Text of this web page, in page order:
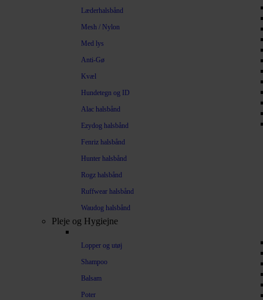
Læderhalsbånd
Mesh / Nylon
Med lys
Anti-Gø
Kvæl
Hundetegn og ID
Alac halsbånd
Ezydog halsbånd
Fenriz halsbånd
Hunter halsbånd
Rogz halsbånd
Ruffwear halsbånd
Waudog halsbånd
Pleje og Hygiejne
Lopper og utøj
Shampoo
Balsam
Poter